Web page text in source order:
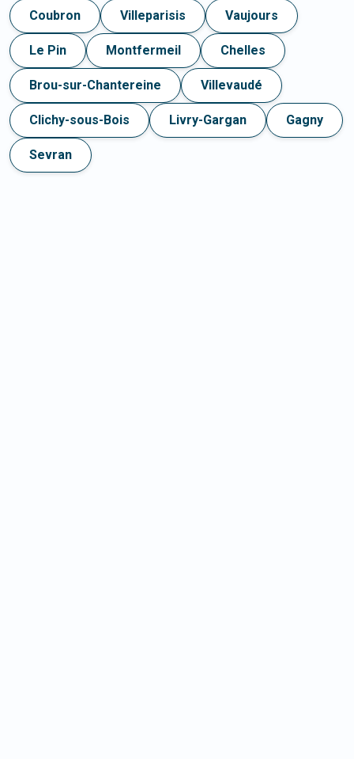
Coubron Villeparisis Vaujours
Le Pin Montfermeil Chelles
Brou-sur-Chantereine Villevaudé
Clichy-sous-Bois Livry-Gargan Gagny
Sevran